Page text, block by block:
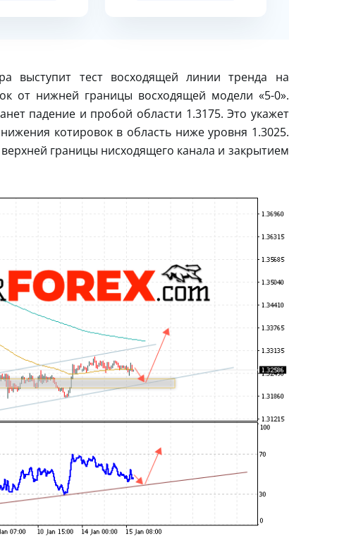
выступит тест восходящей линии тренда на
от нижней границы восходящей модели «5-0».
падение и пробой области 1.3175. Это укажет
котировок в область ниже уровня 1.3025.
границы нисходящего канала и закрытием